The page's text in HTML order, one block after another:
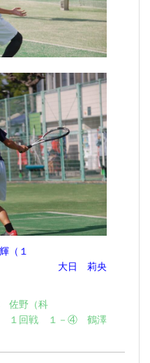
（１
莉央
野（科
－④ 鶴澤